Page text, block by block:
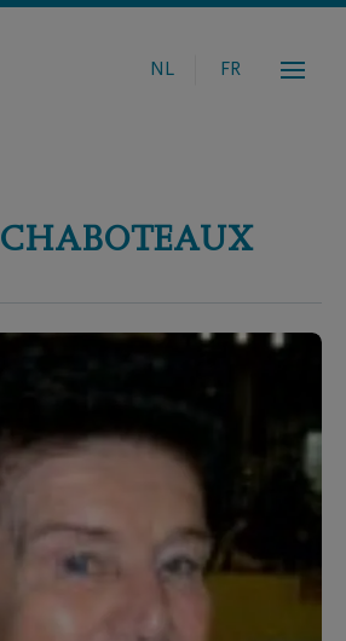
NL FR
CHABOTEAUX